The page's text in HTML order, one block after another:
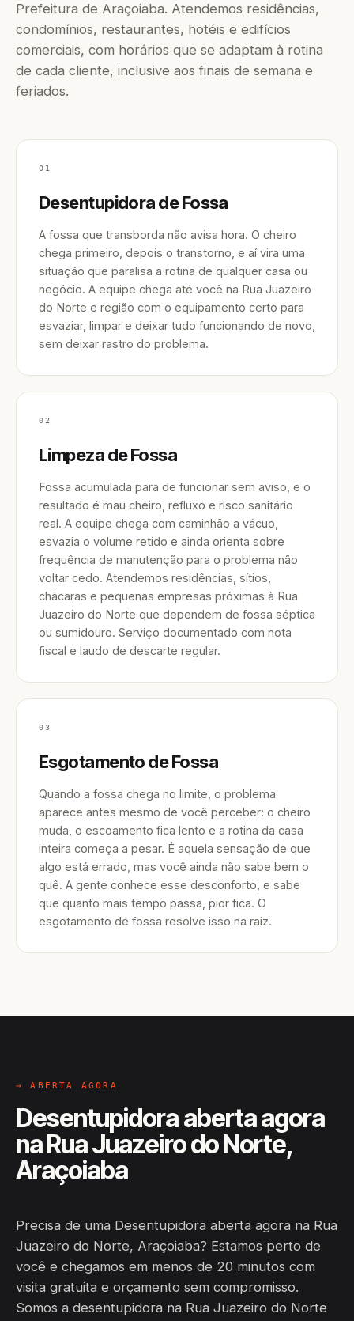
Prefeitura de Araçoiaba. Atendemos residências,
condomínios, restaurantes, hotéis e edifícios
comerciais, com horários que se adaptam à rotina
de cada cliente, inclusive aos finais de semana e
feriados.
01
Desentupidora de Fossa
A fossa que transborda não avisa hora. O cheiro
chega primeiro, depois o transtorno, e aí vira uma
situação que paralisa a rotina de qualquer casa ou
negócio. A equipe chega até você na Rua Juazeiro
do Norte e região com o equipamento certo para
esvaziar, limpar e deixar tudo funcionando de novo,
sem deixar rastro do problema.
02
Limpeza de Fossa
Fossa acumulada para de funcionar sem aviso, e o
resultado é mau cheiro, refluxo e risco sanitário
real. A equipe chega com caminhão a vácuo,
esvazia o volume retido e ainda orienta sobre
frequência de manutenção para o problema não
voltar cedo. Atendemos residências, sítios,
chácaras e pequenas empresas próximas à Rua
Juazeiro do Norte que dependem de fossa séptica
ou sumidouro. Serviço documentado com nota
fiscal e laudo de descarte regular.
03
Esgotamento de Fossa
Quando a fossa chega no limite, o problema
aparece antes mesmo de você perceber: o cheiro
muda, o escoamento fica lento e a rotina da casa
inteira começa a pesar. É aquela sensação de que
algo está errado, mas você ainda não sabe bem o
quê. A gente conhece esse desconforto, e sabe
que quanto mais tempo passa, pior fica. O
esgotamento de fossa resolve isso na raiz.
→ ABERTA AGORA
Desentupidora aberta agora
na Rua Juazeiro do Norte,
Araçoiaba
Precisa de uma Desentupidora aberta agora na Rua
Juazeiro do Norte, Araçoiaba? Estamos perto de
você e chegamos em menos de 20 minutos com
visita gratuita e orçamento sem compromisso.
Somos a desentupidora na Rua Juazeiro do Norte